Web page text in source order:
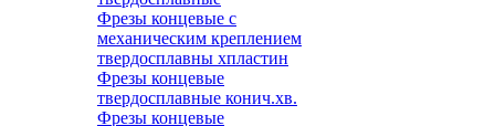
Фрезы концевые с
механическим креплением
твердосплавны хпластин
Фрезы концевые
твердосплавные конич.хв.
Фрезы концевые